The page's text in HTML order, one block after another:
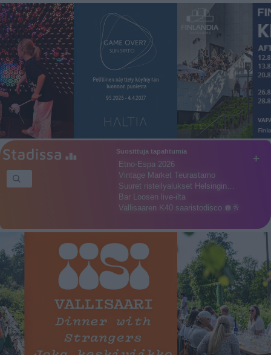
+
Suosittuja tapahtumia
Etno-Espa 2026
Vintage Market Teurastamo
Suuret risteilyalukset Helsingin…
Bar Loosen live-ilta
Vallisaaren K40 saaristodisco 🪩🥂